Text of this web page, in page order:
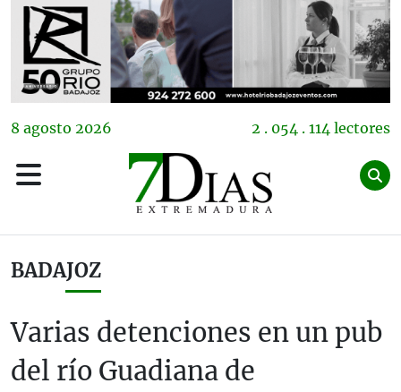
8 agosto 2026 2 . 054 . 114 lectores
BADAJOZ
Varias detenciones en un pub
del río Guadiana de